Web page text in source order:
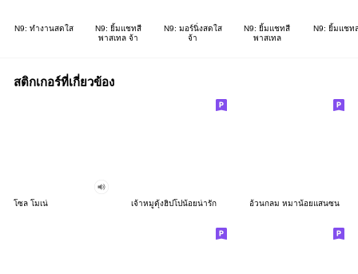
N9: ทำงานสดใส
N9: ยิ้มแชทสี
พาสเทล จ้า
N9: มอร์นิ่งสดใส
จ้า
N9: ยิ้มแชทสี
พาสเทล
N9: ยิ้มแชท
สติกเกอร์ที่เกี่ยวข้อง
โซล โมเน่ เจ้าหมูดุ้งฮิปโปน้อยน่ารัก อ้วนกลม หมาน้อยแสนซน